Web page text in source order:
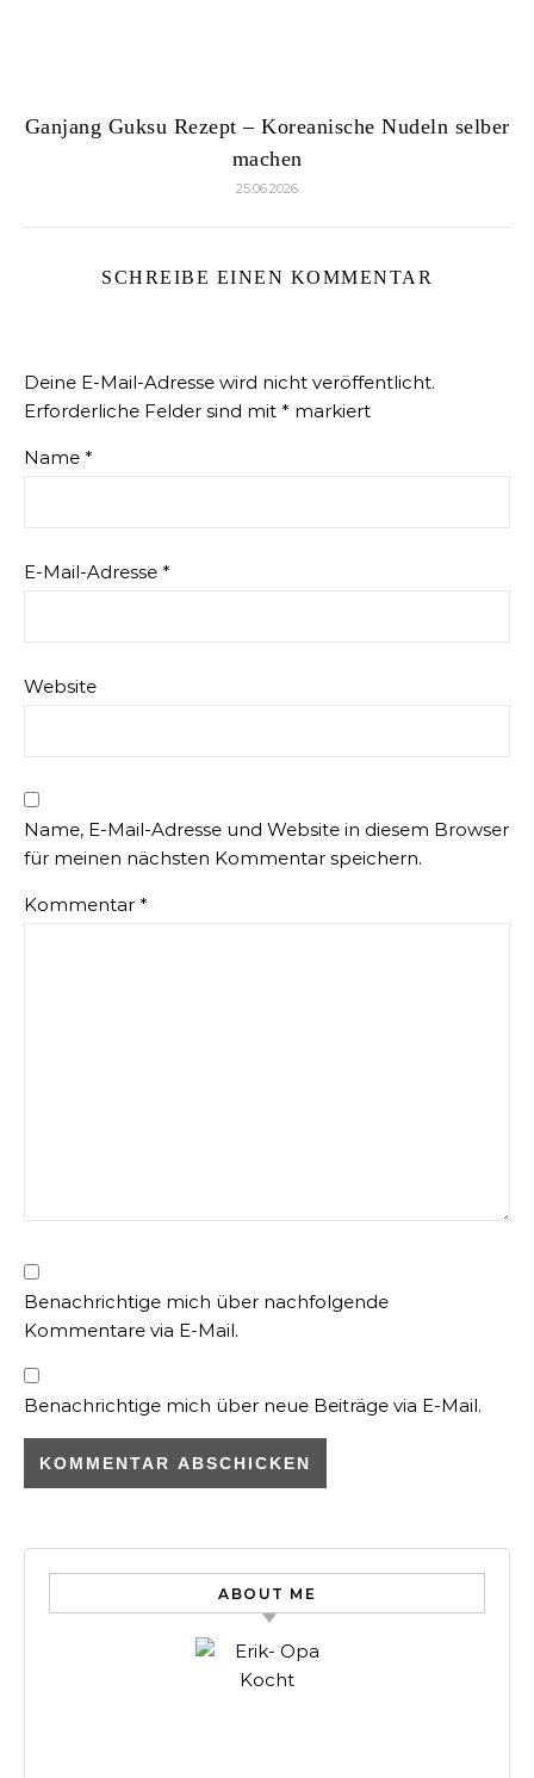
Ganjang Guksu Rezept – Koreanische Nudeln selber
machen
25.06.2026
SCHREIBE EINEN KOMMENTAR
Deine E-Mail-Adresse wird nicht veröffentlicht.
Erforderliche Felder sind mit * markiert
Name *
E-Mail-Adresse *
Website
Name, E-Mail-Adresse und Website in diesem Browser
für meinen nächsten Kommentar speichern.
Kommentar *
Benachrichtige mich über nachfolgende
Kommentare via E-Mail.
Benachrichtige mich über neue Beiträge via E-Mail.
ABOUT ME